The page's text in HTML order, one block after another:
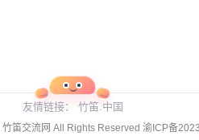
友情链接： 竹笛.中国
竹笛交流网 All Rights Reserved 渝ICP备